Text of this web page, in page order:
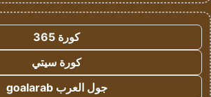
كورة 365
كورة سيتي
جول العرب goalarab